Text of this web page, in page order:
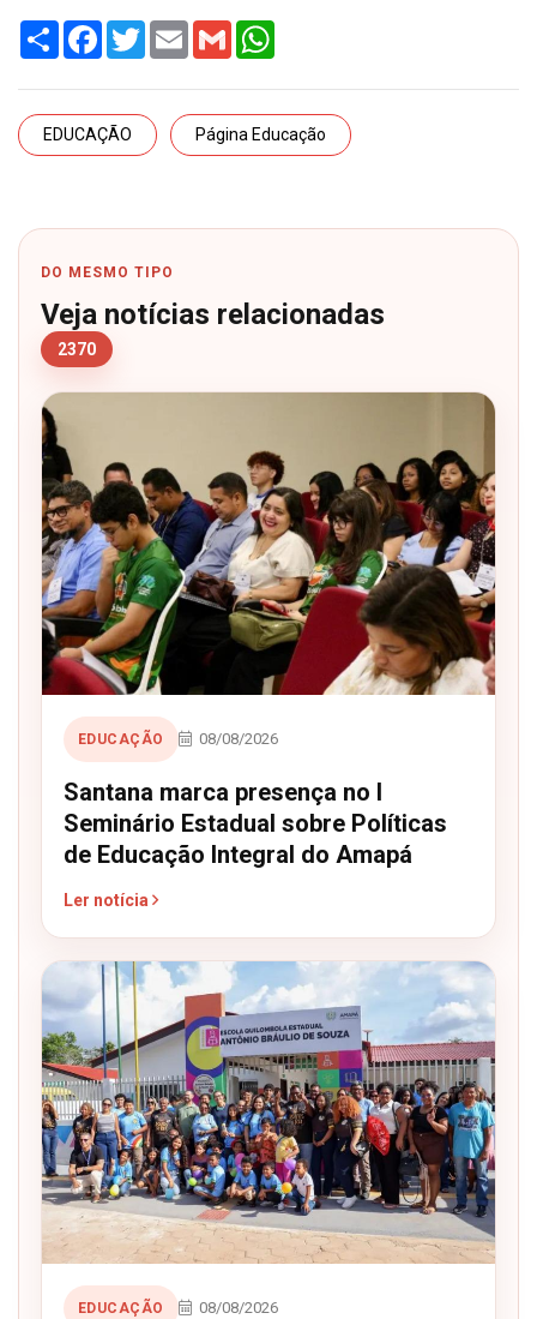
Share Facebook
TwitterEmail Gmail
EDUCAÇÃO Página Educação
DO MESMO TIPO
Veja notícias relacionadas
2370
EDUCAÇÃO 08/08/2026
Santana marca presença no I
Seminário Estadual sobre Políticas
de Educação Integral do Amapá
Ler notícia
EDUCAÇÃO 08/08/2026